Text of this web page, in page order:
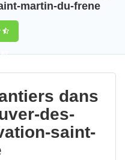
martin-du-frene
87
dans
des-
saint-